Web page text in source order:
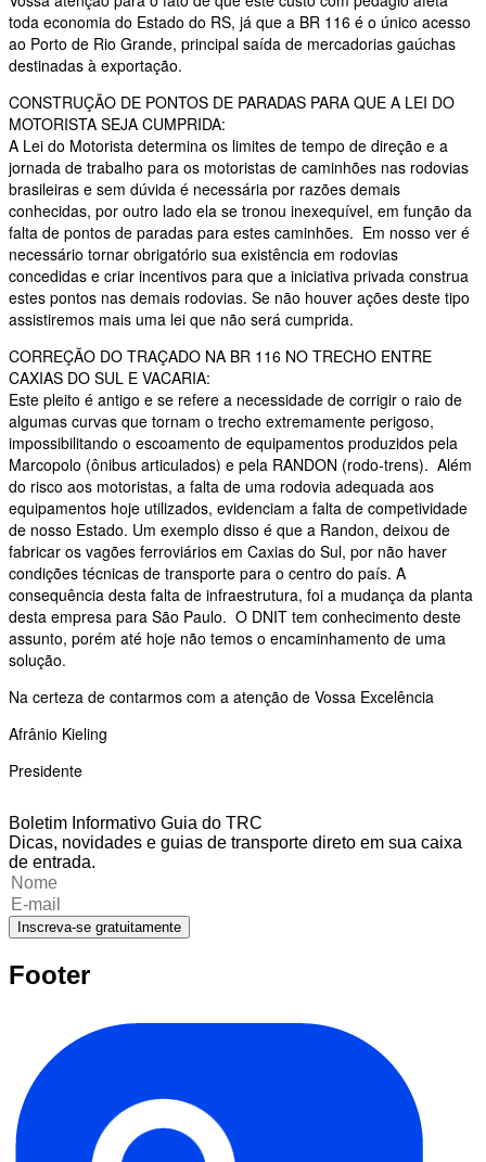
toda economia do Estado do RS, já que a BR 116 é o único acesso
ao Porto de Rio Grande, principal saída de mercadorias gaúchas
destinadas à exportação.
CONSTRUÇÃO DE PONTOS DE PARADAS PARA QUE A LEI DO
MOTORISTA SEJA CUMPRIDA:
A Lei do Motorista determina os limites de tempo de direção e a
jornada de trabalho para os motoristas de caminhões nas rodovias
brasileiras e sem dúvida é necessária por razões demais
conhecidas, por outro lado ela se tronou inexequível, em função da
falta de pontos de paradas para estes caminhões. Em nosso ver é
necessário tornar obrigatório sua existência em rodovias
concedidas e criar incentivos para que a iniciativa privada construa
estes pontos nas demais rodovias. Se não houver ações deste tipo
assistiremos mais uma lei que não será cumprida.
CORREÇÃO DO TRAÇADO NA BR 116 NO TRECHO ENTRE
CAXIAS DO SUL E VACARIA:
Este pleito é antigo e se refere a necessidade de corrigir o raio de
algumas curvas que tornam o trecho extremamente perigoso,
impossibilitando o escoamento de equipamentos produzidos pela
Marcopolo (ônibus articulados) e pela RANDON (rodo-trens). Além
do risco aos motoristas, a falta de uma rodovia adequada aos
equipamentos hoje utilizados, evidenciam a falta de competividade
de nosso Estado. Um exemplo disso é que a Randon, deixou de
fabricar os vagões ferroviários em Caxias do Sul, por não haver
condições técnicas de transporte para o centro do país. A
consequência desta falta de infraestrutura, foi a mudança da planta
desta empresa para São Paulo. O DNIT tem conhecimento deste
assunto, porém até hoje não temos o encaminhamento de uma
solução.
Na certeza de contarmos com a atenção de Vossa Excelência
Afrânio Kieling
Presidente
Boletim Informativo Guia do TRC
Dicas, novidades e guias de transporte direto em sua caixa
de entrada.
Inscreva-se gratuitamente
Footer